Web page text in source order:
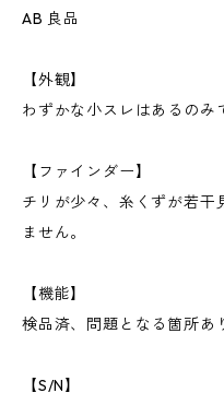
AB 良品
【外観】
わずかな小スレはあるのみ
【ファインダー】
チリが少々、糸くずが若干
ません。
【機能】
検品済、問題となる箇所あ
【S/N】